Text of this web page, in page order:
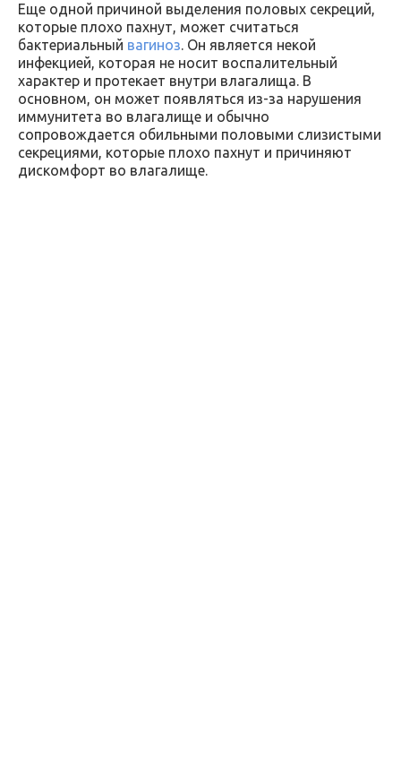
Еще одной причиной выделения половых секреций,
которые плохо пахнут, может считаться
бактериальный вагиноз. Он является некой
инфекцией, которая не носит воспалительный
характер и протекает внутри влагалища. В
основном, он может появляться из-за нарушения
иммунитета во влагалище и обычно
сопровождается обильными половыми слизистыми
секрециями, которые плохо пахнут и причиняют
дискомфорт во влагалище.